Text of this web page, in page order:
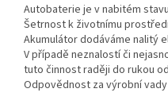
Autobaterie je v nabitém
Šetrnost k životnímu
Akumulátor dodáváme nalitý
V případě neznalostí či
tuto činnost raději do rukou
Odpovědnost za výrobní